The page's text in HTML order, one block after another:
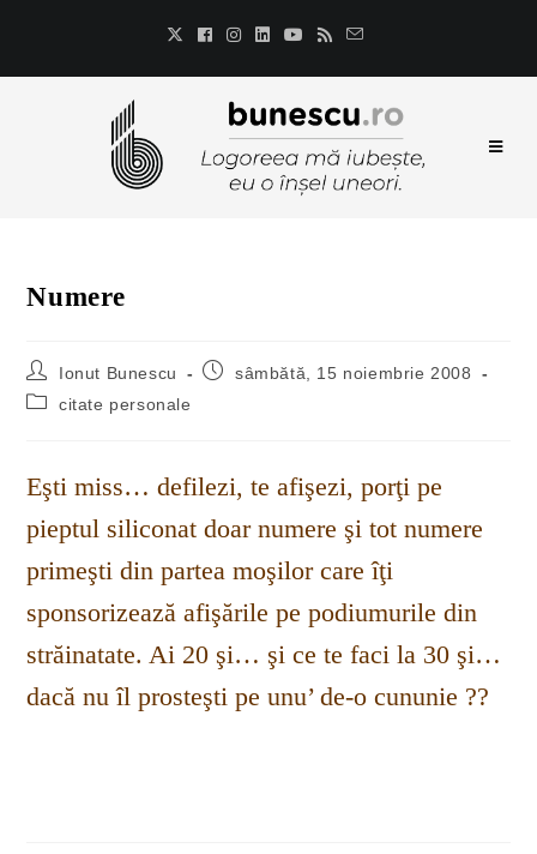
Numere
Ionut Bunescu
sâmbătă, 15 noiembrie 2008
citate personale
Eşti miss… defilezi, te afişezi, porţi pe
pieptul siliconat doar numere şi tot numere
primeşti din partea moşilor care îţi
sponsorizează afişările pe podiumurile din
străinatate. Ai 20 şi… şi ce te faci la 30 şi…
dacă nu îl prosteşti pe unu’ de-o cununie ??